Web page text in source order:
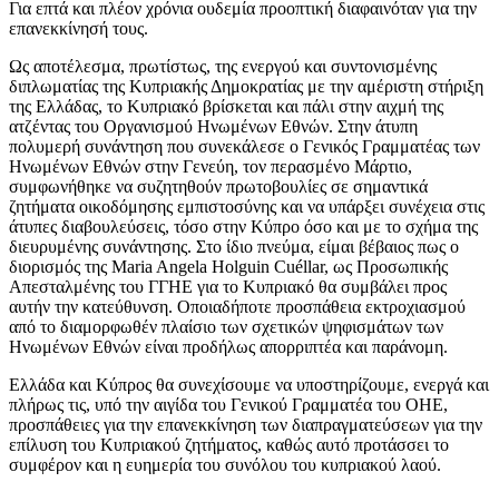
Για επτά και πλέον χρόνια ουδεμία προοπτική διαφαινόταν για την
επανεκκίνησή τους.
Ως αποτέλεσμα, πρωτίστως, της ενεργού και συντονισμένης
διπλωματίας της Κυπριακής Δημοκρατίας με την αμέριστη στήριξη
της Ελλάδας, το Κυπριακό βρίσκεται και πάλι στην αιχμή της
ατζέντας του Οργανισμού Ηνωμένων Εθνών. Στην άτυπη
πολυμερή συνάντηση που συνεκάλεσε ο Γενικός Γραμματέας των
Ηνωμένων Εθνών στην Γενεύη, τον περασμένο Μάρτιο,
συμφωνήθηκε να συζητηθούν πρωτοβουλίες σε σημαντικά
ζητήματα οικοδόμησης εμπιστοσύνης και να υπάρξει συνέχεια στις
άτυπες διαβουλεύσεις, τόσο στην Κύπρο όσο και με το σχήμα της
διευρυμένης συνάντησης. Στο ίδιο πνεύμα, είμαι βέβαιος πως ο
διορισμός της Maria Angela Holguin Cuéllar, ως Προσωπικής
Απεσταλμένης του ΓΓΗΕ για το Κυπριακό θα συμβάλει προς
αυτήν την κατεύθυνση. Οποιαδήποτε προσπάθεια εκτροχιασμού
από το διαμορφωθέν πλαίσιο των σχετικών ψηφισμάτων των
Ηνωμένων Εθνών είναι προδήλως απορριπτέα και παράνομη.
Ελλάδα και Κύπρος θα συνεχίσουμε να υποστηρίζουμε, ενεργά και
πλήρως τις, υπό την αιγίδα του Γενικού Γραμματέα του ΟΗΕ,
προσπάθειες για την επανεκκίνηση των διαπραγματεύσεων για την
επίλυση του Κυπριακού ζητήματος, καθώς αυτό προτάσσει το
συμφέρον και η ευημερία του συνόλου του κυπριακού λαού.